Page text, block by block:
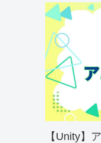
【Unity】